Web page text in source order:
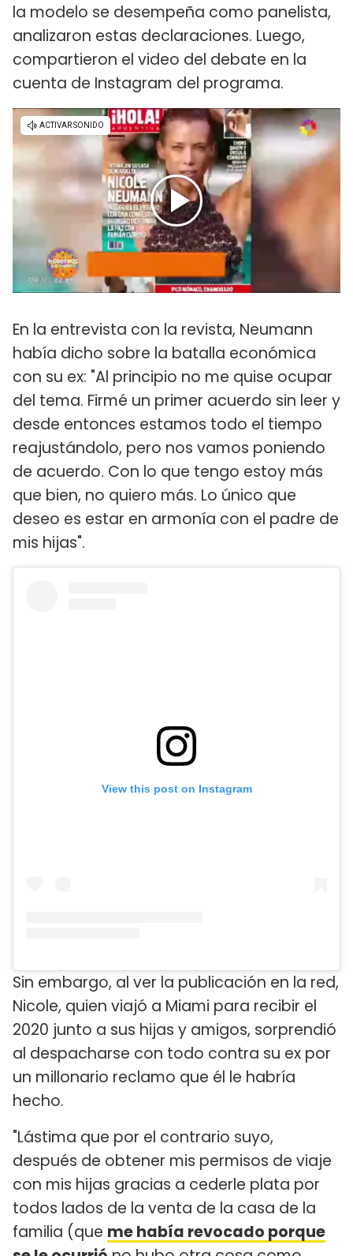
la modelo se desempeña como panelista,
analizaron estas declaraciones. Luego,
compartieron el video del debate en la
cuenta de Instagram del programa.
En la entrevista con la revista, Neumann
había dicho sobre la batalla económica
con su ex: "Al principio no me quise ocupar
del tema. Firmé un primer acuerdo sin leer y
desde entonces estamos todo el tiempo
reajustándolo, pero nos vamos poniendo
de acuerdo. Con lo que tengo estoy más
que bien, no quiero más. Lo único que
deseo es estar en armonía con el padre de
mis hijas".
View this post on Instagram
Sin embargo, al ver la publicación en la red,
Nicole, quien viajó a Miami para recibir el
2020 junto a sus hijas y amigos, sorprendió
al despacharse con todo contra su ex por
un millonario reclamo que él le habría
hecho.
"Lástima que por el contrario suyo,
después de obtener mis permisos de viaje
con mis hijas gracias a cederle plata por
todos lados de la venta de la casa de la
familia (que me había revocado porque